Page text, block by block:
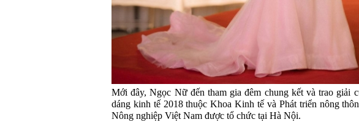
Mới đây, Ngọc Nữ đến tham gia đêm chung kết và trao giải
dáng kinh tế 2018 thuộc Khoa Kinh tế và Phát triển nông
Nông nghiệp Việt Nam được tổ chức tại Hà Nội.